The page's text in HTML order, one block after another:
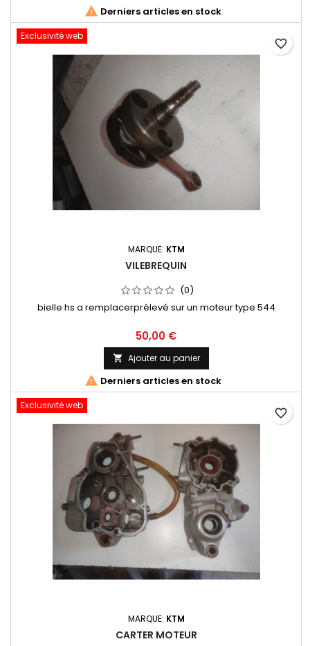
 Derniers articles en stock
Exclusivité web
MARQUE: KTM
VILEBREQUIN
(0)
bielle hs a remplacerprélevé sur un moteur type 544
50,00 €
 Ajouter au panier
 Derniers articles en stock
favorite_border
Exclusivité web
MARQUE: KTM
CARTER MOTEUR
favorite_border